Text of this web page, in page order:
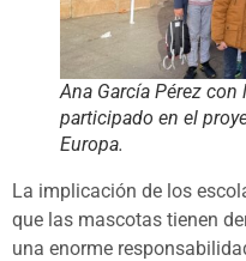
Ana García Pérez
participado en el
Europa.
La implicación de los
que las mascotas tienen
una enorme